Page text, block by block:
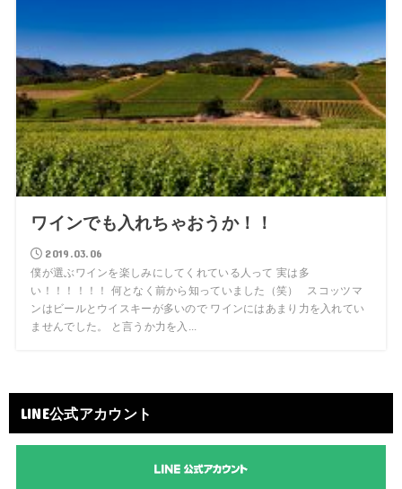
ワインでも入れちゃおうか！！
2019.03.06
僕が選ぶワインを楽しみにしてくれている人って 実は多
い！！！！！！ 何となく前から知っていました（笑） スコッツマ
ンはビールとウイスキーが多いので ワインにはあまり力を入れてい
ませんでした。 と言うか力を入...
LINE公式アカウント